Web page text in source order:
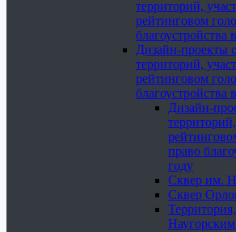
территорий,
рейтинговом
благоустройства
Дизайн-проекты
территорий,
рейтинговом
благоустройства
Дизайн-
право
году
Сквер им.
Сквер